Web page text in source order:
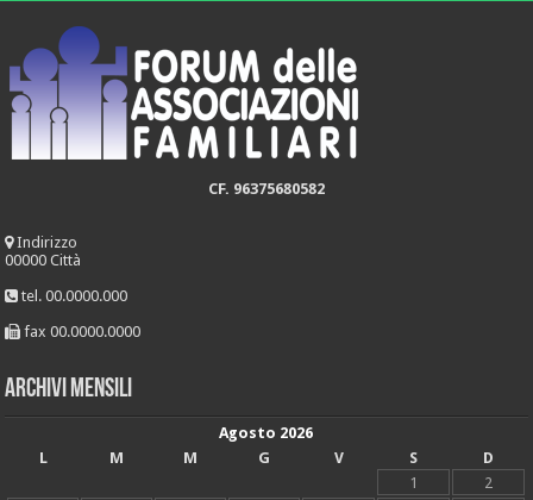
CF. 96375680582
Indirizzo
00000 Città
tel. 00.0000.000
fax 00.0000.0000
Archivi mensili
Agosto 2026
L
M M G V S
D
1
2